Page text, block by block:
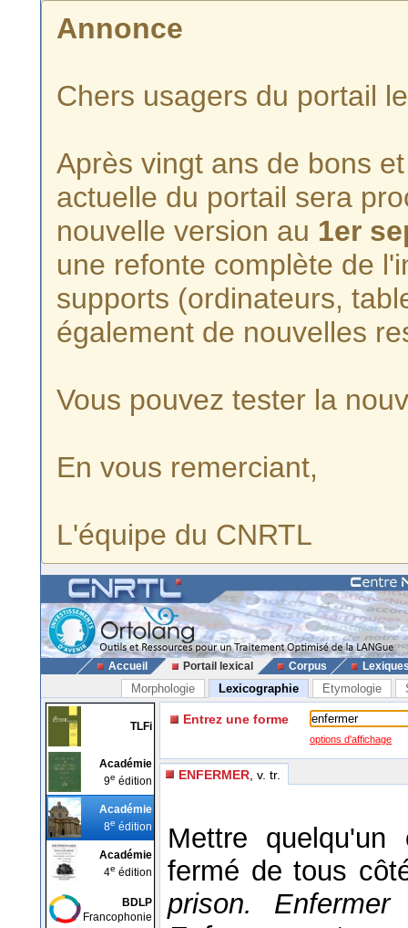
Annonce
Chers usagers du portail
Après vingt ans de bons
actuelle du portail sera
nouvelle version au 1er
une refonte complète de
supports (ordinateurs,
également de nouvelles
Vous pouvez tester la
En vous remerciant,
L'équipe du CNRTL
Accueil Portail lexical Corpus
Morphologie Lexicographie Etymologie
TLFi
Académie
9e édition
Académie
8e édition
Académie
4e édition
BDLP
Francophonie
Entrez une forme
options d'affichage
ENFERMER , v. tr.
Mettre
fermé de tous
prison.